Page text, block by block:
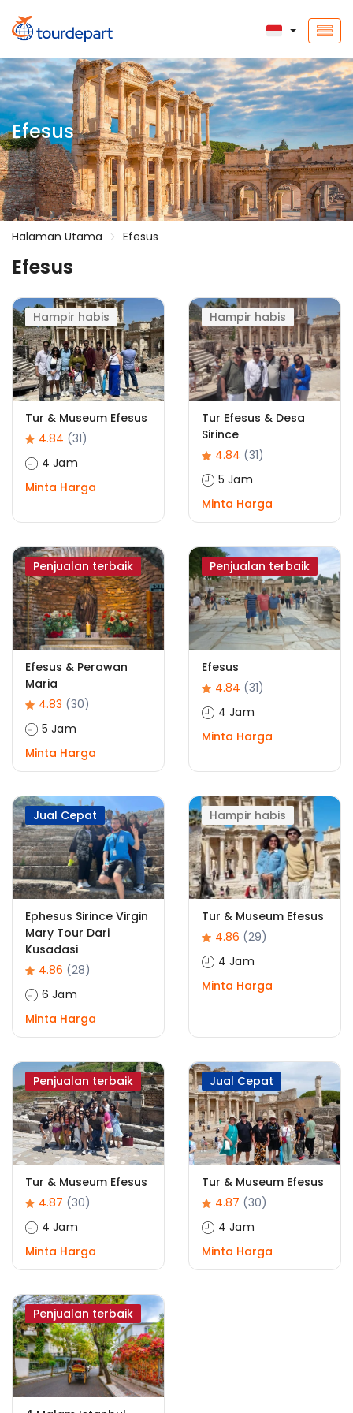
Efesus
Halaman Utama Efesus
Efesus
Hampir habis
Tur & Museum Efesus
4.84 (31)
4 Jam
Minta Harga
Hampir habis
Tur Efesus & Desa
Sirince
4.84 (31)
5 Jam
Minta Harga
Penjualan terbaik
Efesus & Perawan
Maria
4.83 (30)
5 Jam
Minta Harga
Penjualan terbaik
Efesus
4.84 (31)
4 Jam
Minta Harga
Jual Cepat
Ephesus Sirince Virgin
Mary Tour Dari
Kusadasi
4.86 (28)
6 Jam
Minta Harga
Hampir habis
Tur & Museum Efesus
4.86 (29)
4 Jam
Minta Harga
Penjualan terbaik
Tur & Museum Efesus
4.87 (30)
4 Jam
Minta Harga
Jual Cepat
Tur & Museum Efesus
4.87 (30)
4 Jam
Minta Harga
Penjualan terbaik